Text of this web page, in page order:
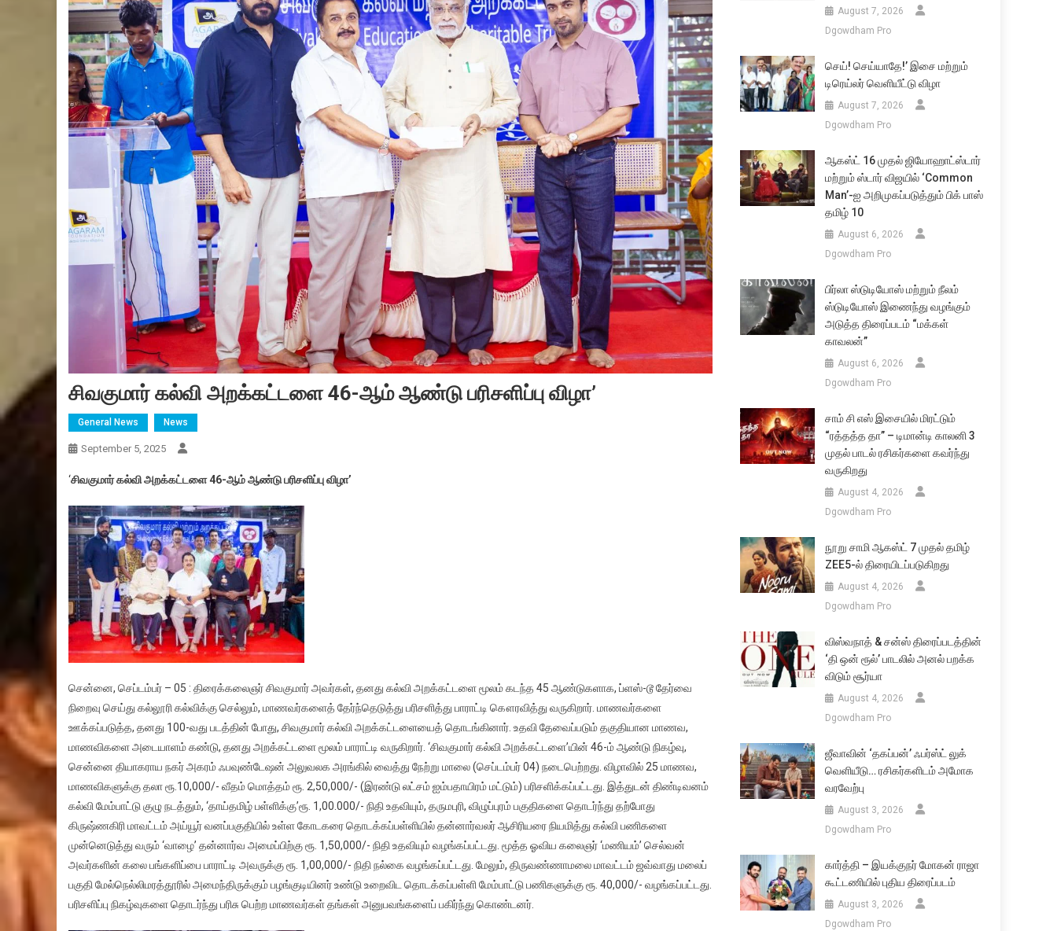
சிவகுமார் கல்வி அறக்கட்டளை 46-ஆம் ஆண்டு பரிசளிப்பு விழா’
General News News
September 5, 2025
‘சிவகுமார் கல்வி அறக்கட்டளை 46-ஆம் ஆண்டு பரிசளிப்பு விழா’
சென்னை, செப்டம்பர் – 05 : திரைக்கலைஞர் சிவகுமார் அவர்கள், தனது கல்வி அறக்கட்டளை மூலம் கடந்த 45 ஆண்டுகளாக, ப்ளஸ்-டூ தேர்வை
நிறைவு செய்து கல்லூரி கல்விக்கு செல்லும், மாணவர்களைத் தேர்ந்தெடுத்து பரிசளித்து பாராட்டி கௌரவித்து வருகிறார். மாணவர்களை
ஊக்கப்படுத்த, தனது 100-வது படத்தின் போது, சிவகுமார் கல்வி அறக்கட்டளையைத் தொடங்கினார். உதவி தேவைப்படும் தகுதியான மாணவ,
மாணவிகளை அடையாளம் கண்டு, தனது அறக்கட்டளை மூலம் பாராட்டி வருகிறார். ‘சிவகுமார் கல்வி அறக்கட்டளை’யின் 46-ம் ஆண்டு நிகழ்வு,
சென்னை தியாகராய நகர் அகரம் ஃபவுண்டேஷன் அலுவலக அரங்கில் வைத்து நேற்று மாலை (செப்டம்பர் 04) நடைபெற்றது. விழாவில் 25 மாணவ,
மாணவிகளுக்கு தலா ரூ.10,000/- வீதம் மொத்தம் ரூ. 2,50,000/- (இரண்டு லட்சம் ஐம்பதாயிரம் மட்டும்) பரிசளிக்கப்பட்டது. இத்துடன் திண்டிவனம்
கல்வி மேம்பாட்டு குழு நடத்தும், ‘தாய்தமிழ் பள்ளிக்கு’ரூ. 1,00.000/- நிதி உதவியும், தருமபுரி, விழுப்புரம் பகுதிகளை தொடர்ந்து தற்போது
கிருஷ்ணகிரி மாவட்டம் அய்யூர் வனப்பகுதியில் உள்ள கோடகரை தொடக்கப்பள்ளியில் தன்னார்வலர் ஆசிரியரை நியமித்து கல்வி பணிகளை
முன்னெடுத்து வரும் ‘வாழை’ தன்னார்வ அமைப்பிற்கு ரூ. 1,50,000/- நிதி உதவியும் வழங்கப்பட்டது. மூத்த ஓவிய கலைஞர் ‘மணியம்’ செல்வன்
அவர்களின் கலை பங்களிப்பை பாராட்டி அவருக்கு ரூ. 1,00,000/- நிதி நல்கை வழங்கப்பட்டது. மேலும், திருவண்ணாமலை மாவட்டம் ஜவ்வாது மலைப்
பகுதி மேல்நெல்லிமரத்தூரில் அமைந்திருக்கும் பழங்குடியினர் உண்டு உறைவிட தொடக்கப்பள்ளி மேம்பாட்டு பணிகளுக்கு ரூ. 40,000/- வழங்கப்பட்டது.
பரிசளிப்பு நிகழ்வுகளை தொடர்ந்து பரிசு பெற்ற மாணவர்கள் தங்கள் அனுபவங்களைப் பகிர்ந்து கொண்டனர்.
August 7, 2026
Dgowdham Pro
செய்! செய்யாதே!’ இசை மற்றும்
டிரெய்லர் வெளியீட்டு விழா
August 7, 2026
Dgowdham Pro
ஆகஸ்ட் 16 முதல் ஜியோஹாட்ஸ்டார்
மற்றும் ஸ்டார் விஜயில் ‘Common
Man’-ஐ அறிமுகப்படுத்தும் பிக் பாஸ்
தமிழ் 10
August 6, 2026
Dgowdham Pro
பிர்லா ஸ்டுடியோஸ் மற்றும் நீலம்
ஸ்டுடியோஸ் இணைந்து வழங்கும்
அடுத்த திரைப்படம் “மக்கள்
காவலன்”
August 6, 2026
Dgowdham Pro
சாம் சி எஸ் இசையில் மிரட்டும்
“ரத்தத்த தா” – டிமான்டி காலனி 3
முதல் பாடல் ரசிகர்களை கவர்ந்து
வருகிறது
August 4, 2026
Dgowdham Pro
நூறு சாமி ஆகஸ்ட் 7 முதல் தமிழ்
ZEE5-ல் திரையிடப்படுகிறது
August 4, 2026
Dgowdham Pro
விஸ்வநாத் & சன்ஸ் திரைப்படத்தின்
‘தி ஒன் ரூல்’ பாடலில் அனல் பறக்க
விடும் சூர்யா
August 4, 2026
Dgowdham Pro
ஜீவாவின் ‘தகப்பன்’ ஃபர்ஸ்ட் லுக்
வெளியீடு… ரசிகர்களிடம் அமோக
வரவேற்பு
August 3, 2026
Dgowdham Pro
கார்த்தி – இயக்குநர் மோகன் ராஜா
கூட்டணியில் புதிய திரைப்படம்
August 3, 2026
Dgowdham Pro